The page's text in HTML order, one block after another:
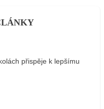
přispěje k lepšímu